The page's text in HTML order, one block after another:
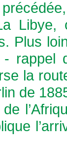
Plus
rappel
la
de